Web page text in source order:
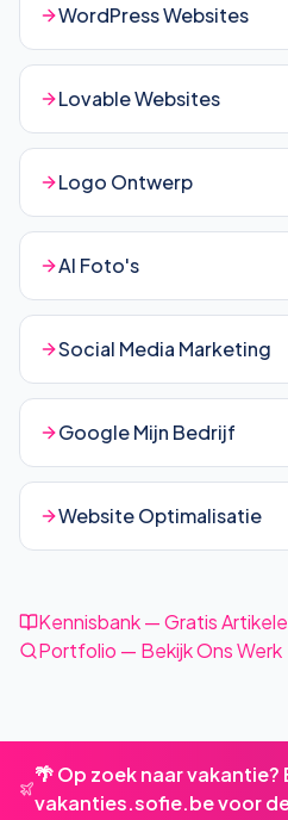
WordPress Websites
Lovable Websites
Logo Ontwerp
AI Foto's
Social Media Marketing
Google Mijn Bedrijf
Website Optimalisatie
Kennisbank — Gratis
Portfolio — Bekijk Ons Werk
🌴 Op zoek naar vakantie?
vakanties.sofie.be voor